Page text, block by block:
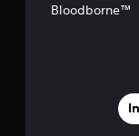
Bloodborne™